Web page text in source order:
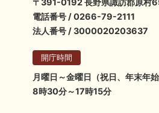
〒391-0192 長野県諏訪郡原村
電話番号 / 0266-79-2111
法人番号 / 3000020203637
開庁時間
月曜日～金曜日（祝日、年末年始
8時30分～17時15分